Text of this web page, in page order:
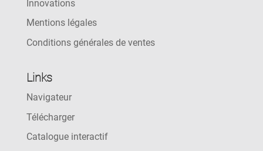
Innovations
Mentions légales
Conditions générales de ventes
Links
Navigateur
Télécharger
Catalogue interactif